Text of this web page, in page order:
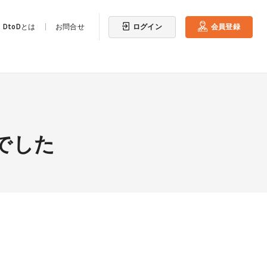
DtoDとは お問合せ ログイン 会員登録
した